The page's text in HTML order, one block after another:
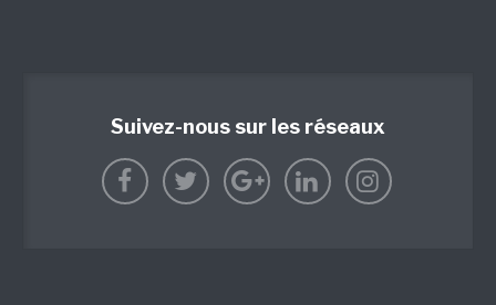
Suivez-nous sur les réseaux